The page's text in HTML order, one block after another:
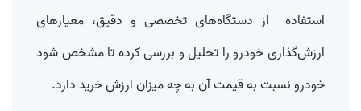
استفاده از دستگاه‌های تخصصی و دقیق، معیارهای
ارزش‌گذاری خودرو را تحلیل و بررسی کرده تا مشخص شود
خودرو نسبت به قیمت آن به چه میزان ارزش خرید دارد.